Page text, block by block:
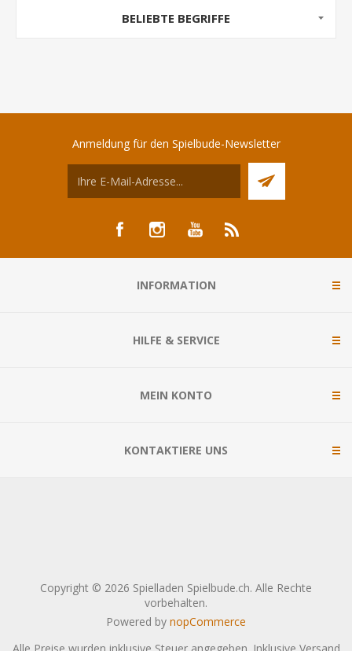
BELIEBTE BEGRIFFE
Anmeldung für den Spielbude-Newsletter
INFORMATION
HILFE & SERVICE
MEIN KONTO
KONTAKTIERE UNS
Copyright © 2026 Spielladen Spielbude.ch. Alle Rechte
vorbehalten.
Powered by nopCommerce